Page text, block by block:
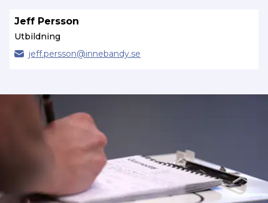
Jeff Persson
Utbildning
jeff.persson@innebandy.se